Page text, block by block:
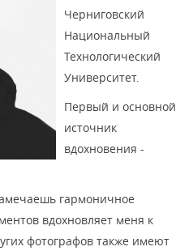
Черниговский
Национальный
Технологический
Университет.
Первый и основной
источник
вдохновения -
гармоничное
вдохновляет меня к
фотографов также имеют